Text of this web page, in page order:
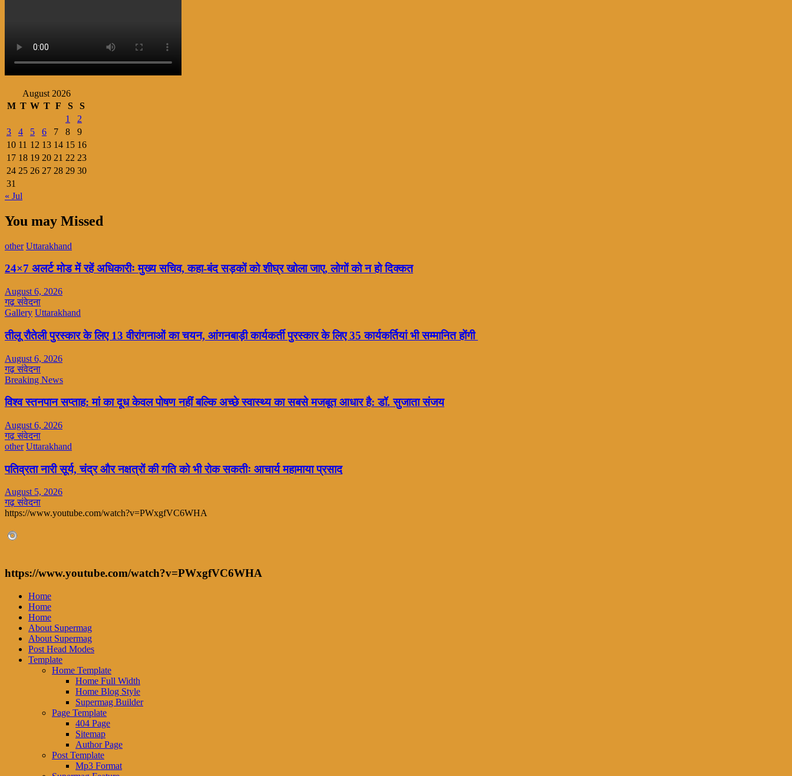
August 2026
M T W T F S
S
1
2
3
4 5 6 7 8
9
10 11 12 13 14 15 16
17 18 19 20 21 22 23
24 25 26 27 28 29 30
31
« Jul
You may Missed
other Uttarakhand
24×7 अलर्ट मोड में रहें अधिकारीः मुख्य सचिव, कहा-बंद सड़कों को शीघ्र खोला जाए, लोगों को न हो दिक्कत
August 6, 2026
गढ़ संवेदना
Gallery Uttarakhand
तीलू रौतेली पुरस्कार के लिए 13 वीरांगनाओं का चयन, आंगनबाड़ी कार्यकर्ती पुरस्कार के लिए 35 कार्यकर्तियां भी सम्मानित होंगी
August 6, 2026
गढ़ संवेदना
Breaking News
विश्व स्तनपान सप्ताह: मां का दूध केवल पोषण नहीं बल्कि अच्छे स्वास्थ्य का सबसे मजबूत आधार है: डॉ. सुजाता संजय
August 6, 2026
गढ़ संवेदना
other Uttarakhand
पतिव्रता नारी सूर्य, चंद्र और नक्षत्रों की गति को भी रोक सकतीः आचार्य महामाया प्रसाद
August 5, 2026
गढ़ संवेदना
https://www.youtube.com/watch?v=PWxgfVC6WHA
https://www.youtube.com/watch?v=PWxgfVC6WHA
Home
Home
Home
About Supermag
About Supermag
Post Head Modes
Template
Home Template
Home Full Width
Home Blog Style
Supermag Builder
Page Template
404 Page
Sitemap
Author Page
Post Template
Mp3 Format